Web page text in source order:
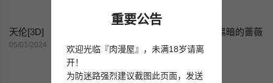
天伦[3D]
05/01/2024 05/01/2024
[3D]堕入黑暗的蔷薇
04/29/2024
重要公告
欢迎光临『肉漫屋』，未满18岁请离
开！
为防迷路强烈建议截图此页面，发送